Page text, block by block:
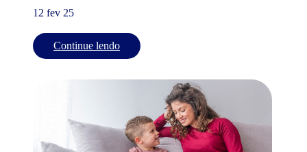
12 fev 25
Continue lendo